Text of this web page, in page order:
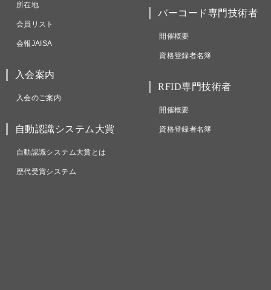
所在地
会員リスト
会報JAISA
入会案内
入会のご案内
自動認識システム大賞
自動認識システム大賞とは
歴代受賞システム
バーコード専門技術者
開催概要
資格登録者名簿
RFID専門技術者
開催概要
資格登録者名簿